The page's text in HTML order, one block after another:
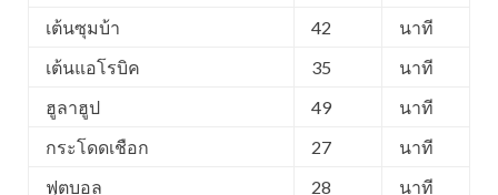
เต้นซุมบ้า
42
นาที
เต้นแอโรบิค
35
นาที
ฮูลาฮูป
49
นาที
กระโดดเชือก
27
นาที
ฟุตบอล
28 นาที